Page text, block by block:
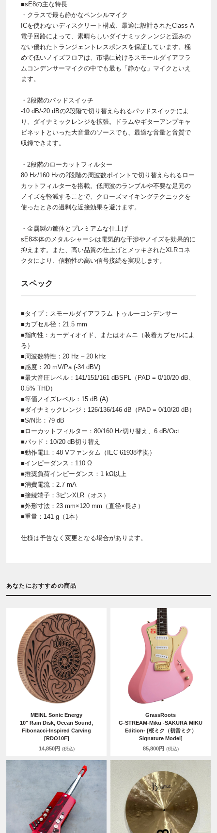
■sE8の主な特長
・クラスで最も静かなペンシルマイク
ICを使わないディスクリート構成、最適に設計されたClass-A
電子回路によって、素晴らしいダイナミックレンジと歪みの
ない優れたトランジェントレスポンスを保証しています。極
めて低いノイズフロアは、市場に於けるスモールダイアフラ
ムコンデンサーマイクの中でも最も「静かな」マイクといえ
ます。
・2段階のパッドスイッチ
-10 dB/-20 dBの2段階で切り替えられるパッドスイッチによ
り、ダイナミックレンジを拡張。ドラムやギターアンプキャ
ビネットといった大音量のソースでも、最適な音量と音質で
収録できます。
・2段階のローカットフィルター
80 Hz/160 Hzの2段階の周波数ポイントで切り替えられるロー
カットフィルターを搭載。低周波のランブルや不要な足元の
ノイズを軽減することで、クローズマイキングテクニックを
使ったときの過剰な近接効果を避けます。
・金属製の筐体とプレミアムな仕上げ
sE8本体のメタルシャーシは電気的な干渉やノイズを効果的に
抑えます。また、高い品質の仕上げとメッキされたXLRコネ
クタにより、信頼性の高い信号接続を実現します。
スペック
■タイプ：スモールダイアフラム トゥルーコンデンサー
■カプセル径：21.5 mm
■指向性：カーディオイド、またはオムニ（装着カプセルによ
る）
■周波数特性：20 Hz – 20 kHz
■感度：20 mV/Pa (-34 dBV)
■最大音圧レベル：141/151/161 dBSPL（PAD = 0/10/20 dB、
0.5% THD）
■等価ノイズレベル：15 dB (A)
■ダイナミックレンジ：126/136/146 dB（PAD = 0/10/20 dB）
■S/N比：79 dB
■ローカットフィルター：80/160 Hz切り替え、6 dB/Oct
■パッド：10/20 dB切り替え
■動作電圧：48 Vファンタム（IEC 61938準拠）
■インピーダンス：110 Ω
■推奨負荷インピーダンス：1 kΩ以上
■消費電流：2.7 mA
■接続端子：3ピンXLR（オス）
■外形寸法：23 mm×120 mm（直径×長さ）
■重量：141 g（1本）
仕様は予告なく変更となる場合があります。
あなたにおすすめの商品
MEINL Sonic Energy
10" Rain Disk, Ocean Sound,
Fibonacci-Inspired Carving
[RDO10F]
14,850円 (税込)
GrassRoots
G-STREAM-Miku -SAKURA MIKU
Edition- [桜ミク（初音ミク）
Signature Model]
85,800円 (税込)